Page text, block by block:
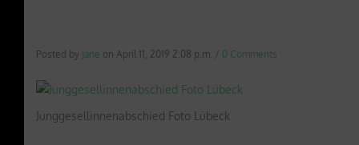
Posted by Jane on April 11, 2019 2:08 p.m. / 0 Comments
Junggesellinnenabschied Foto Lübeck